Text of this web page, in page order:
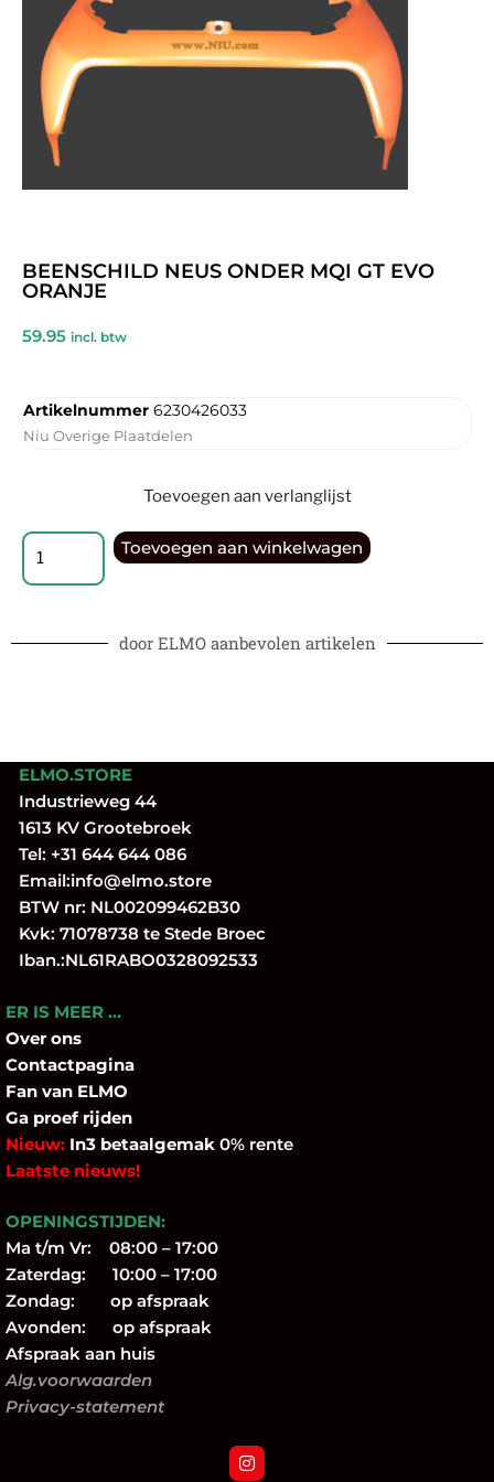
BEENSCHILD NEUS ONDER MQI GT EVO
ORANJE
59.95 incl. btw
Artikelnummer 6230426033
Niu Overige Plaatdelen
Toevoegen aan verlanglijst
Toevoegen aan winkelwagen
door ELMO aanbevolen artikelen
ELMO.STORE
Industrieweg 44
1613 KV Grootebroek
Tel: +31 644 644 086
Email:info@elmo.store
BTW nr: NL002099462B30
Kvk: 71078738 te Stede Broec
Iban.:NL61RABO0328092533
ER IS MEER …
Over ons
Contactpagina
Fan van ELMO
Ga proef rijden
Nieuw: In3 betaalgemak 0% rente
Laatste nieuws!
OPENINGSTIJDEN:
Ma t/m Vr: 08:00 – 17:00
Zaterdag: 10:00 – 17:00
Zondag: op afspraak
Avonden: op afspraak
Afspraak aan huis
Alg.voorwaarden
Privacy-statement